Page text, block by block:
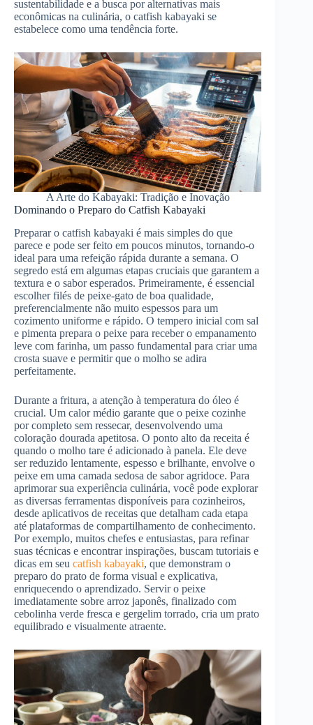
sustentabilidade e a busca por alternativas mais
econômicas na culinária, o catfish kabayaki se
estabelece como uma tendência forte.
A Arte do Kabayaki: Tradição e Inovação
Dominando o Preparo do Catfish Kabayaki
Preparar o catfish kabayaki é mais simples do que
parece e pode ser feito em poucos minutos, tornando-o
ideal para uma refeição rápida durante a semana. O
segredo está em algumas etapas cruciais que garantem a
textura e o sabor esperados. Primeiramente, é essencial
escolher filés de peixe-gato de boa qualidade,
preferencialmente não muito espessos para um
cozimento uniforme e rápido. O tempero inicial com sal
e pimenta prepara o peixe para receber o empanamento
leve com farinha, um passo fundamental para criar uma
crosta suave e permitir que o molho se adira
perfeitamente.
Durante a fritura, a atenção à temperatura do óleo é
crucial. Um calor médio garante que o peixe cozinhe
por completo sem ressecar, desenvolvendo uma
coloração dourada apetitosa. O ponto alto da receita é
quando o molho tare é adicionado à panela. Ele deve
ser reduzido lentamente, espesso e brilhante, envolve o
peixe em uma camada sedosa de sabor agridoce. Para
aprimorar sua experiência culinária, você pode explorar
as diversas ferramentas disponíveis para cozinheiros,
desde aplicativos de receitas que detalham cada etapa
até plataformas de compartilhamento de conhecimento.
Por exemplo, muitos chefes e entusiastas, para refinar
suas técnicas e encontrar inspirações, buscam tutoriais e
dicas em seu catfish kabayaki, que demonstram o
preparo do prato de forma visual e explicativa,
enriquecendo o aprendizado. Servir o peixe
imediatamente sobre arroz japonês, finalizado com
cebolinha verde fresca e gergelim torrado, cria um prato
equilibrado e visualmente atraente.